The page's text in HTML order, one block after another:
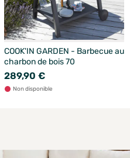
COOK'IN GARDEN - Barbecue au
charbon de bois 70
289,90 €
Non disponible